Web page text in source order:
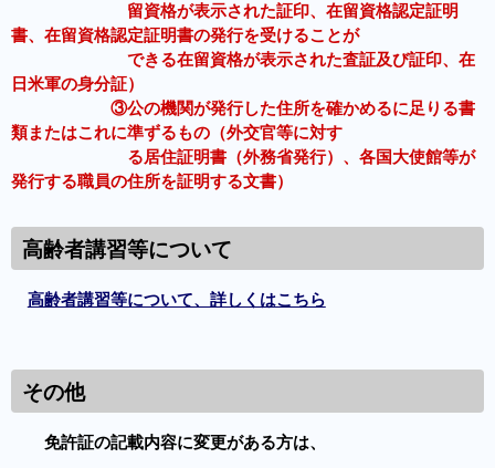
留資格が表示された証印、在留資格認定証明
書、在留資格認定証明書の発行を受けることが
できる在留資格が表示された査証及び証印、在
日米軍の身分証）
③公の機関が発行した住所を確かめるに足りる書
類またはこれに準ずるもの（外交官等に対す
る居住証明書（外務省発行）、各国大使館等が
発行する職員の住所を証明する文書）
高齢者講習等について
高齢者講習等について、詳しくはこちら
その他
免許証の記載内容に変更がある方は、